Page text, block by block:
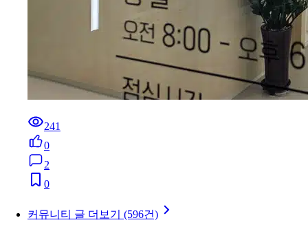
241
0
2
0
커뮤니티 글 더보기 (596건)